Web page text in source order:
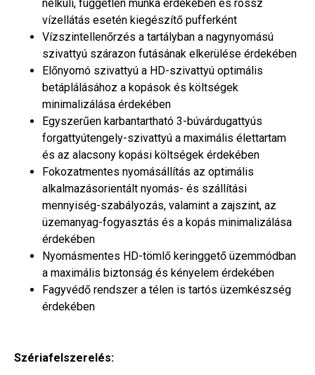
nélküli, független munka érdekében és rossz
vízellátás esetén kiegészítő pufferként
Vízszintellenőrzés a tartályban a nagynyomású
szivattyú szárazon futásának elkerülése érdekében
Előnyomó szivattyú a HD-szivattyú optimális
betáplálásához a kopások és költségek
minimalizálása érdekében
Egyszerűen karbantartható 3-búvárdugattyús
forgattyútengely-szivattyú a maximális élettartam
és az alacsony kopási költségek érdekében
Fokozatmentes nyomásállítás az optimális
alkalmazásorientált nyomás- és szállítási
mennyiség-szabályozás, valamint a zajszint, az
üzemanyag-fogyasztás és a kopás minimalizálása
érdekében
Nyomásmentes HD-tömlő keringgető üzemmódban
a maximális biztonság és kényelem érdekében
Fagyvédő rendszer a télen is tartós üzemkészség
érdekében
Szériafelszerelés: